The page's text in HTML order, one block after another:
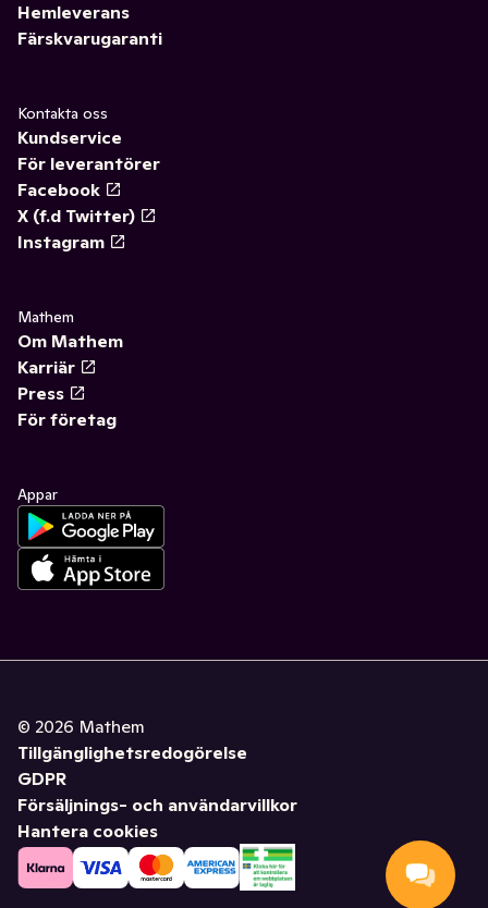
Hemleverans
Färskvarugaranti
Kontakta oss
Kundservice
För leverantörer
Facebook
X (f.d Twitter)
Instagram
Mathem
Om Mathem
Karriär
Press
För företag
Appar
© 2026 Mathem
Tillgänglighetsredogörelse
GDPR
Försäljnings- och användarvillkor
Hantera cookies